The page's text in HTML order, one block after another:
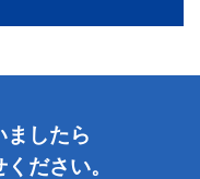
ましたら
ださい。